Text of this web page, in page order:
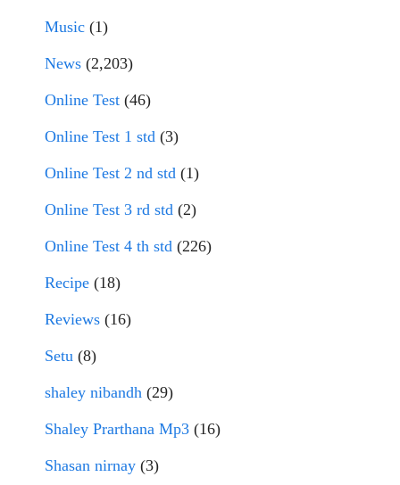
Music (1)
News (2,203)
Online Test (46)
Online Test 1 std (3)
Online Test 2 nd std (1)
Online Test 3 rd std (2)
Online Test 4 th std (226)
Recipe (18)
Reviews (16)
Setu (8)
shaley nibandh (29)
Shaley Prarthana Mp3 (16)
Shasan nirnay (3)